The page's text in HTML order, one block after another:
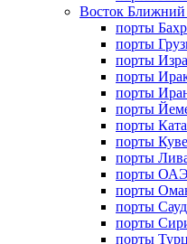
Восток Ближний
порты
порты
порты
порты
порты
порты
порты
порты
порты
порты ОАЭ
порты
порты
порты
порты